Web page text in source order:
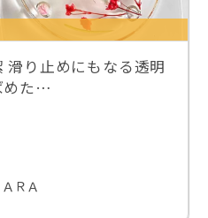
り止めにもなる透明
めた…
ＲＡ